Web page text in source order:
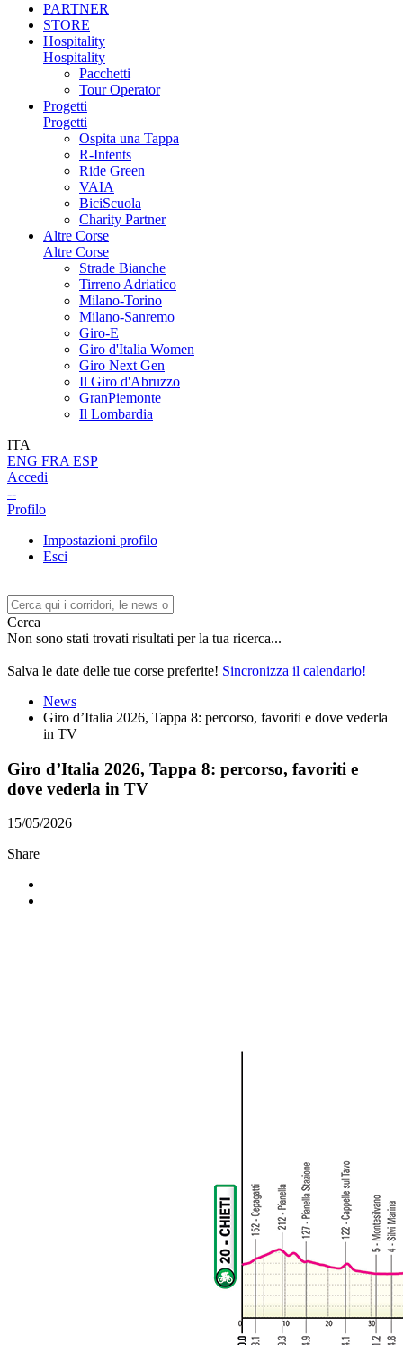
PARTNER
STORE
Hospitality
Hospitality
Pacchetti
Tour Operator
Progetti
Progetti
Ospita una Tappa
R-Intents
Ride Green
VAIA
BiciScuola
Charity Partner
Altre Corse
Altre Corse
Strade Bianche
Tirreno Adriatico
Milano-Torino
Milano-Sanremo
Giro-E
Giro d'Italia Women
Giro Next Gen
Il Giro d'Abruzzo
GranPiemonte
Il Lombardia
ITA
ENG FRA ESP
Accedi
--
Profilo
Impostazioni profilo
Esci
Cerca
Non sono stati trovati risultati per la tua ricerca...
Salva le date delle tue corse preferite! Sincronizza il calendario!
News
Giro d’Italia 2026, Tappa 8: percorso, favoriti e dove vederla
in TV
Giro d’Italia 2026, Tappa 8: percorso, favoriti e
dove vederla in TV
15/05/2026
Share